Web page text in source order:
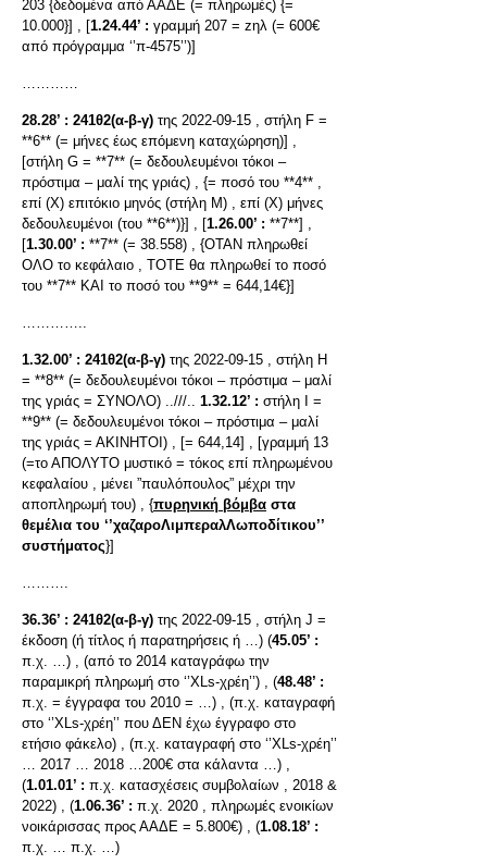
203 {δεδομένα από ΑΑΔΕ (= πληρωμές) {=
10.000}] , [1.24.44’ : γραμμή 207 = zηλ (= 600€
από πρόγραμμα ‘’π-4575’’)]
…………
28.28’ : 241θ2(α-β-γ) της 2022-09-15 , στήλη F =
**6** (= μήνες έως επόμενη καταχώρηση)] ,
[στήλη G = **7** (= δεδουλευμένοι τόκοι –
πρόστιμα – μαλί της γριάς) , {= ποσό του **4** ,
επί (Χ) επιτόκιο μηνός (στήλη Μ) , επί (Χ) μήνες
δεδουλευμένοι (του **6**)}] , [1.26.00’ : **7**] ,
[1.30.00’ : **7** (= 38.558) , {ΟΤΑΝ πληρωθεί
ΟΛΟ το κεφάλαιο , ΤΟΤΕ θα πληρωθεί το ποσό
του **7** ΚΑΙ το ποσό του **9** = 644,14€}]
…………..
1.32.00’ : 241θ2(α-β-γ) της 2022-09-15 , στήλη H
= **8** (= δεδουλευμένοι τόκοι – πρόστιμα – μαλί
της γριάς = ΣΥΝΟΛΟ) ..///.. 1.32.12’ : στήλη I =
**9** (= δεδουλευμένοι τόκοι – πρόστιμα – μαλί
της γριάς = ΑΚΙΝΗΤΟΙ) , [= 644,14] , [γραμμή 13
(=το ΑΠΟΛΥΤΟ μυστικό = τόκος επί πληρωμένου
κεφαλαίου , μένει ”παυλόπουλος” μέχρι την
αποπληρωμή του) , {πυρηνική βόμβα στα
θεμέλια του ‘’χαζαροΛιμπεραλΛωποδίτικου’’
συστήματος}]
……….
36.36’ : 241θ2(α-β-γ) της 2022-09-15 , στήλη J =
έκδοση (ή τίτλος ή παρατηρήσεις ή …) (45.05’ :
π.χ. …) , (από το 2014 καταγράφω την
παραμικρή πληρωμή στο ‘’XLs-χρέη’’) , (48.48’ :
π.χ. = έγγραφα του 2010 = …) , (π.χ. καταγραφή
στο ‘’XLs-χρέη’’ που ΔΕΝ έχω έγγραφο στο
ετήσιο φάκελο) , (π.χ. καταγραφή στο ‘’XLs-χρέη’’
… 2017 … 2018 …200€ στα κάλαντα …) ,
(1.01.01’ : π.χ. κατασχέσεις συμβολαίων , 2018 &
2022) , (1.06.36’ : π.χ. 2020 , πληρωμές ενοικίων
νοικάρισσας προς ΑΑΔΕ = 5.800€) , (1.08.18’ :
π.χ. … π.χ. …)